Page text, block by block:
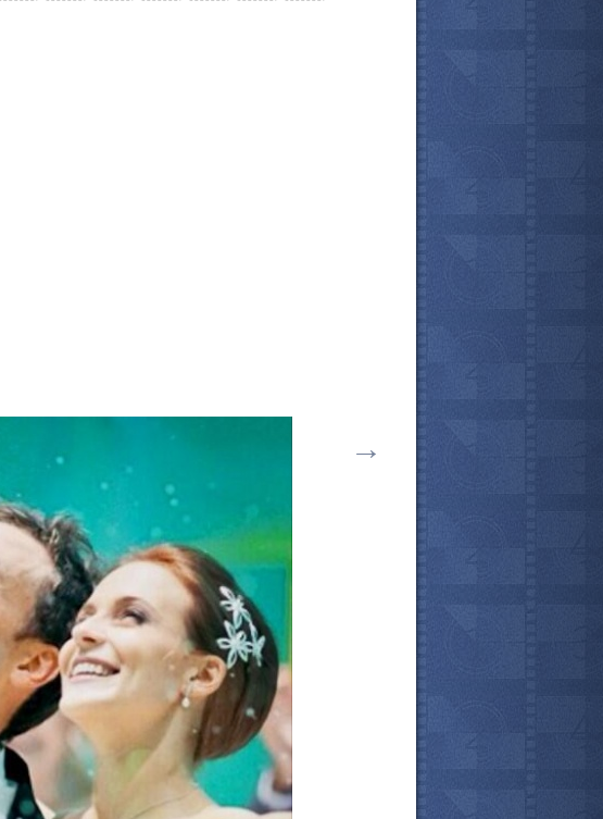
→